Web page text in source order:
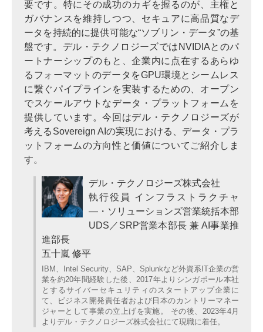
要です。特にその成功のカギを握るのが、主権と
ガバナンスを維持しつつ、セキュアに高品質なデ
ータを持続的に提供可能な“ソブリン・データ”の基
盤です。デル・テクノロジーズではNVIDIAとのパ
ートナーシップのもと、企業内に点在するあらゆ
るフォーマットのデータをGPU環境とシームレス
に繋ぐパイプラインを実装するための、オープン
でスケールアウトなデータ・プラットフォームを
提供しています。今回はデル・テクノロジーズが
考えるSovereign AIの実現における、データ・プラ
ットフォームの方向性と価値についてご紹介しま
す。
デル・テクノロジーズ株式会社
執行役員 インフラストラクチャ
―・ソリューションズ営業統括本部
UDS／SRP営業本部長 兼 AI事業推
進部長
五十嵐 修平
IBM、Intel Security、SAP、Splunkなど外資系IT企業の営
業を約20年間経験した後、2017年よりシンガポール本社
とするサイバーセキュリティのスタートアップ企業に
て、ビジネス開発責任者および日本のカントリーマネー
ジャーとして事業の立上げを実施。 その後、2023年4月
よりデル・テクノロジーズ株式会社にて現職に着任。